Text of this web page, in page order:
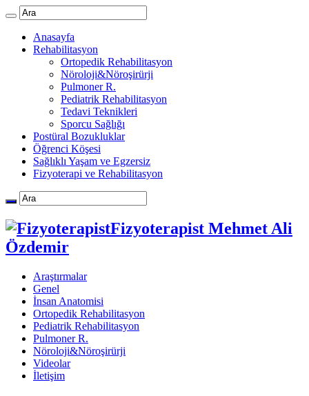
Anasayfa
Rehabilitasyon
Ortopedik Rehabilitasyon
Nöroloji&Nöroşirürji
Pulmoner R.
Pediatrik Rehabilitasyon
Tedavi Teknikleri
Sporcu Sağlığı
Postüral Bozukluklar
Öğrenci Köşesi
Sağlıklı Yaşam ve Egzersiz
Fizyoterapi ve Rehabilitasyon
Fizyoterapist Mehmet Ali
Özdemir
Araştırmalar
Genel
İnsan Anatomisi
Ortopedik Rehabilitasyon
Pediatrik Rehabilitasyon
Pulmoner R.
Nöroloji&Nöroşirürji
Videolar
İletişim